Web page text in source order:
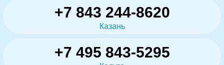
+7 843 244-8620
Казань
+7 495 843-5295